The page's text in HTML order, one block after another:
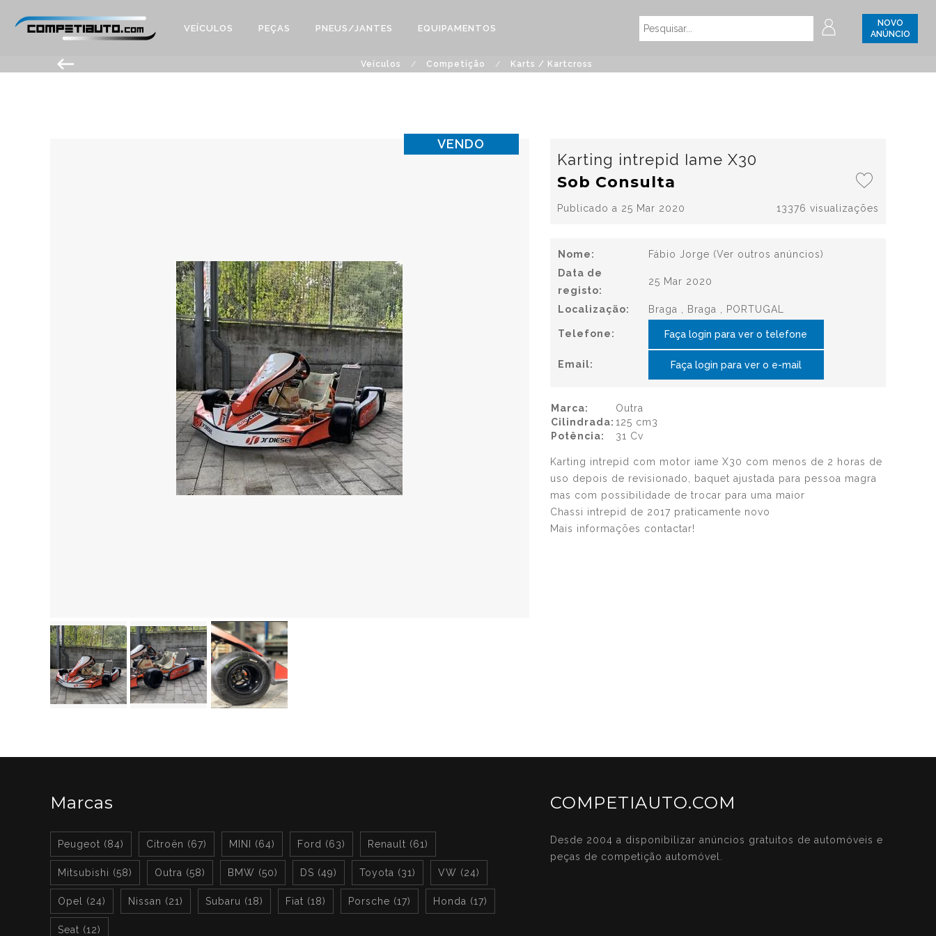
NOVO
ANÚNCIO
VEÍCULOS PEÇAS PNEUS/JANTES EQUIPAMENTOS
Veículos / Competição / Karts / Kartcross
VENDO
Karting intrepid Iame X30
Sob Consulta
Publicado a 25 Mar 2020 13376 visualizações
Nome: Fábio Jorge (Ver outros anúncios)
Data de
registo:
25 Mar 2020
Localização: Braga , Braga , PORTUGAL
Telefone: Faça login para ver o telefone
Email: Faça login para ver o e-mail
Marca:
Outra
Cilindrada: 125 cm3
Potência:
31 Cv
Karting intrepid com motor iame X30 com menos de 2 horas de
uso depois de revisionado, baquet ajustada para pessoa magra
mas com possibilidade de trocar para uma maior
Chassi intrepid de 2017 praticamente novo
Mais informações contactar!
Marcas
Peugeot (84) Citroën (67) MINI (64) Ford (63) Renault (61)
Mitsubishi (58) Outra (58) BMW (50) DS (49) Toyota (31) VW (24)
Opel (24) Nissan (21) Subaru (18) Fiat (18) Porsche (17) Honda (17)
Seat (12)
COMPETIAUTO.COM
Desde 2004 a disponibilizar anúncios gratuitos de automóveis e
peças de competição automóvel.